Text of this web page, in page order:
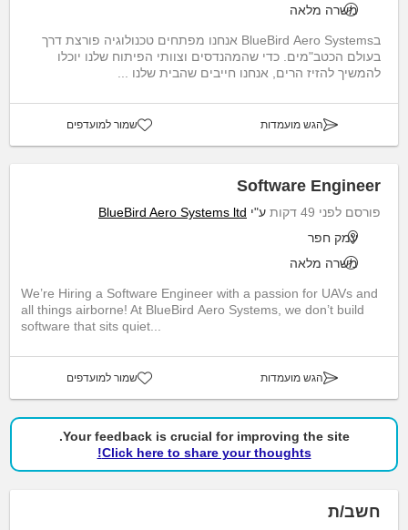
משרה מלאה
בBlueBird Aero Systems אנחנו מפתחים טכנולוגיה פורצת דרך
בעולם הכטב"מים. כדי שהמהנדסים וצוותי הפיתוח שלנו יוכלו
להמשיך להזיז הרים, אנחנו חייבים שהבית שלנו ...
הגש מועמדות שמור למועדפים
Software Engineer
פורסם לפני 49 דקות ע"י BlueBird Aero Systems ltd
עמק חפר
משרה מלאה
We’re Hiring a Software Engineer with a passion for UAVs and
all things airborne! At BlueBird Aero Systems, we don’t build
software that sits quiet...
הגש מועמדות שמור למועדפים
Your feedback is crucial for improving the site.
Click here to share your thoughts!
חשב/ת